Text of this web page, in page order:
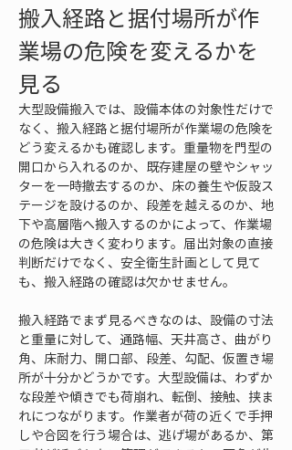
搬入経路と据付場所が作
業場の危険を変えるかを
見る
大型設備搬入では、設備本体の対象性だけで
なく、搬入経路と据付場所が作業場の危険を
どう変えるかも確認します。重量物を門型の
開口から入れるのか、既存建屋の壁やシャッ
ターを一時撤去するのか、床の養生や仮設ス
テージを設けるのか、段差を越えるのか、地
下や高層階へ搬入するのかによって、作業場
の危険は大きく変わります。届出対象の直接
判断だけでなく、安全衛生計画として見て
も、搬入経路の確認は欠かせません。
搬入経路でまず見るべきなのは、設備の寸法
と重量に対して、通路幅、天井高さ、曲がり
角、床耐力、開口部、段差、勾配、仮置き場
所が十分かどうかです。大型設備は、わずか
な段差や傾きでも荷崩れ、転倒、接触、挟ま
れにつながります。作業者が荷の近くで手押
しや合図を行う場合は、逃げ場があるか、第